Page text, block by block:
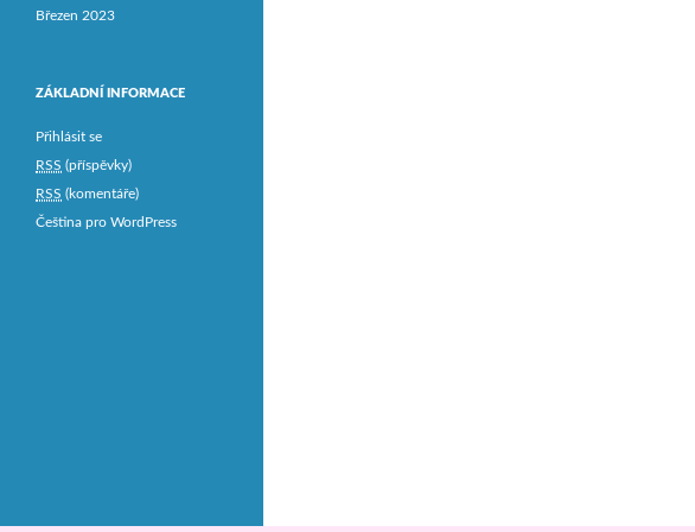
Březen 2023
ZÁKLADNÍ INFORMACE
Přihlásit se
RSS (příspěvky)
RSS (komentáře)
Čeština pro WordPress